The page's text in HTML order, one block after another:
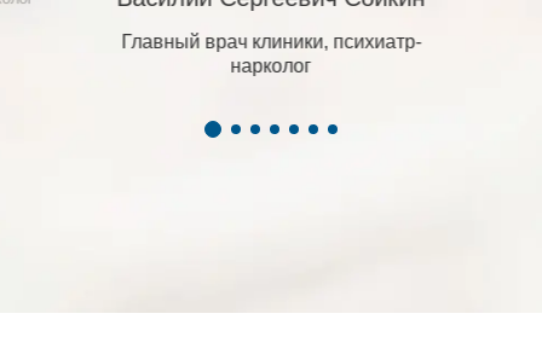
Главный врач клиники, психиатр-
нарколог